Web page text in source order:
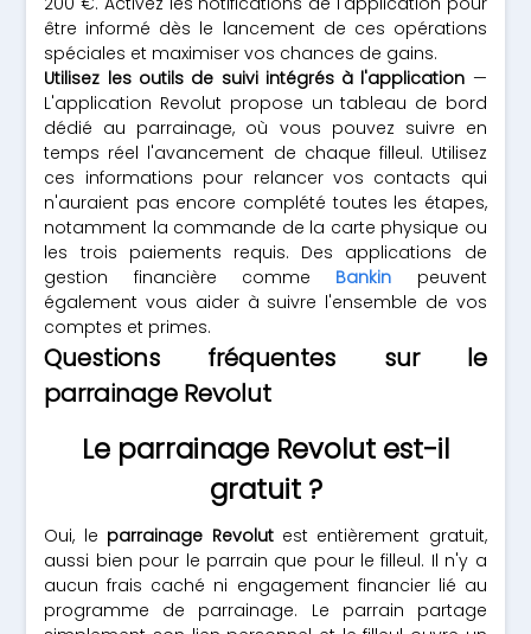
être informé dès le lancement de ces opérations
spéciales et maximiser vos chances de gains.
Utilisez les outils de suivi intégrés à l'application —
L'application Revolut propose un tableau de bord
dédié au parrainage, où vous pouvez suivre en
temps réel l'avancement de chaque filleul. Utilisez
ces informations pour relancer vos contacts qui
n'auraient pas encore complété toutes les étapes,
notamment la commande de la carte physique ou
les trois paiements requis. Des applications de
gestion financière comme Bankin peuvent
également vous aider à suivre l'ensemble de vos
comptes et primes.
Questions fréquentes sur le
parrainage Revolut
Le parrainage Revolut est-il
gratuit ?
Oui, le parrainage Revolutest entièrement gratuit,
aussi bien pour le parrain que pour le filleul. Il n'y a
aucun frais caché ni engagement financier lié au
programme de parrainage. Le parrain partage